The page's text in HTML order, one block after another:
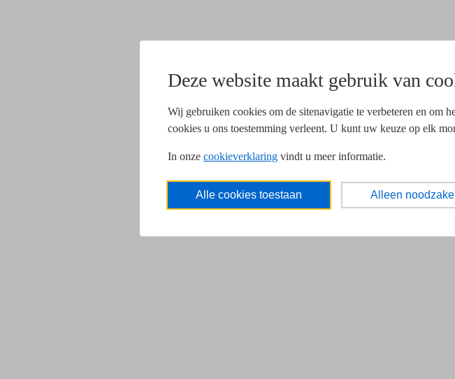
Deze website maakt gebruik van
Wij gebruiken cookies om de sitenavigatie te verbeteren en om
cookies u ons toestemming verleent. U kunt uw keuze op elk
In onze cookieverklaring vindt u meer informatie.
Alle cookies toestaan Alleen